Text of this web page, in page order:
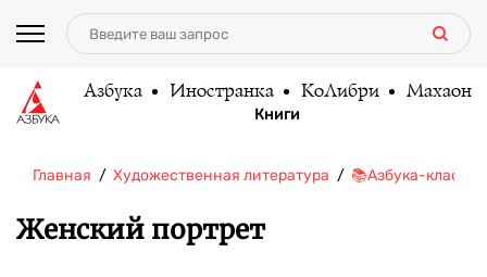
Азбука Иностранка КоЛибри Махаон
Книги
Главная Художественная литература 📚Азбука-
Женский портрет